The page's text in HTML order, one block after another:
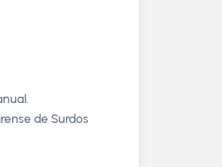
de Surdos